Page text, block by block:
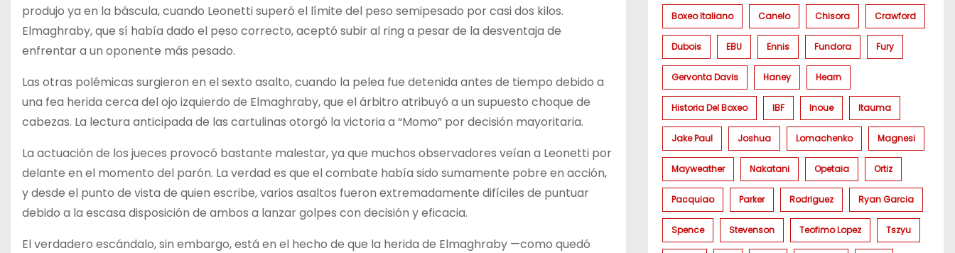
produjo ya en la báscula, cuando Leonetti superó el límite del peso semipesado por casi dos kilos.
Elmaghraby, que sí había dado el peso correcto, aceptó subir al ring a pesar de la desventaja de
enfrentar a un oponente más pesado.
Las otras polémicas surgieron en el sexto asalto, cuando la pelea fue detenida antes de tiempo debido a
una fea herida cerca del ojo izquierdo de Elmaghraby, que el árbitro atribuyó a un supuesto choque de
cabezas. La lectura anticipada de las cartulinas otorgó la victoria a “Momo” por decisión mayoritaria.
La actuación de los jueces provocó bastante malestar, ya que muchos observadores veían a Leonetti por
delante en el momento del parón. La verdad es que el combate había sido sumamente pobre en acción,
y desde el punto de vista de quien escribe, varios asaltos fueron extremadamente difíciles de puntuar
debido a la escasa disposición de ambos a lanzar golpes con decisión y eficacia.
El verdadero escándalo, sin embargo, está en el hecho de que la herida de Elmaghraby —como quedó
Boxeo Italiano Canelo Chisora Crawford
Dubois EBU Ennis Fundora Fury
Gervonta Davis Haney Hearn
Historia Del Boxeo IBF Inoue Itauma
Jake Paul Joshua Lomachenko Magnesi
Mayweather Nakatani Opetaia Ortiz
Pacquiao Parker Rodriguez Ryan Garcia
Spence Stevenson Teofimo Lopez Tszyu